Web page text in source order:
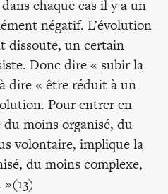
chaque cas il y a un
négatif. L’évolution
dissoute, un certain
Donc dire « subir la
dire « être réduit à un
Pour entrer en
moins organisé, du
volontaire, implique la
du moins complexe,